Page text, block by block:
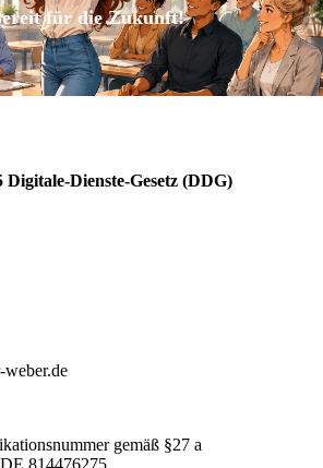
für die Zukunft!
Digitale-Dienste-Gesetz (DDG)
gemäß §27 a